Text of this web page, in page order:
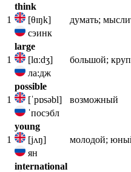
1
think
[θɪŋk]
сэинк
думать;
1
large
[lɑːdʒ]
ла:дж
большой;
1
possible
[ˈpɒsəbl]
ˈпосэбл
возможный
1
young
[jʌŋ]
ян
молодой;
international